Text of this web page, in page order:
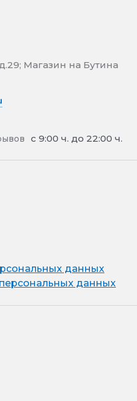
Магазин на Бутина
с 9:00 ч. до 22:00 ч.
данных
данных